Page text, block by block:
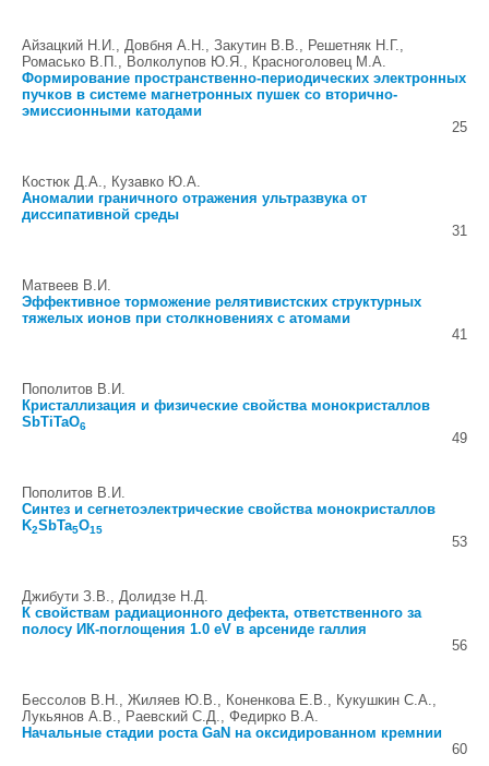
Айзацкий Н.И., Довбня А.Н., Закутин В.В., Решетняк Н.Г.,
Ромасько В.П., Волколупов Ю.Я., Красноголовец М.А.
Формирование пространственно-периодических электронных
пучков в системе магнетронных пушек со вторично-
эмиссионными катодами
25
Костюк Д.А., Кузавко Ю.А.
Аномалии граничного отражения ультразвука от
диссипативной среды
31
Матвеев В.И.
Эффективное торможение релятивистских структурных
тяжелых ионов при столкновениях с атомами
41
Пополитов В.И.
Кристаллизация и физические свойства монокристаллов
SbTiTaO6
49
Пополитов В.И.
Синтез и сегнетоэлектрические свойства монокристаллов
K2SbTa5O15
53
Джибути З.В., Долидзе Н.Д.
К свойствам радиационного дефекта, ответственного за
полосу ИК-поглощения 1.0 eV в арсениде галлия
56
Бессолов В.Н., Жиляев Ю.В., Коненкова Е.В., Кукушкин С.А.,
Лукьянов А.В., Раевский С.Д., Федирко В.А.
Начальные стадии роста GaN на оксидированном кремнии
60